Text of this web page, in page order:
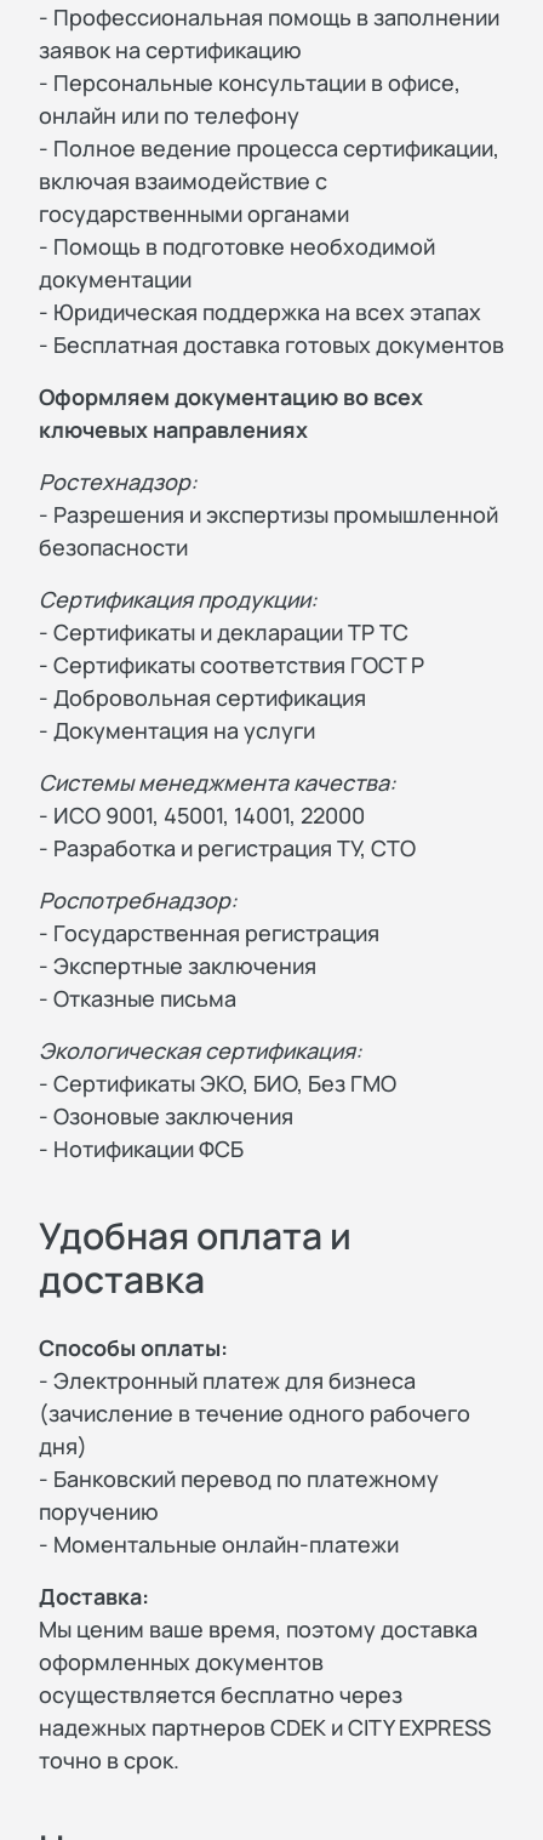
- Профессиональная помощь в заполнении
заявок на сертификацию
- Персональные консультации в офисе,
онлайн или по телефону
- Полное ведение процесса сертификации,
включая взаимодействие с
государственными органами
- Помощь в подготовке необходимой
документации
- Юридическая поддержка на всех этапах
- Бесплатная доставка готовых документов
Оформляем документацию во всех
ключевых направлениях
Ростехнадзор:
- Разрешения и экспертизы промышленной
безопасности
Сертификация продукции:
- Сертификаты и декларации ТР ТС
- Сертификаты соответствия ГОСТ Р
- Добровольная сертификация
- Документация на услуги
Системы менеджмента качества:
- ИСО 9001, 45001, 14001, 22000
- Разработка и регистрация ТУ, СТО
Роспотребнадзор:
- Государственная регистрация
- Экспертные заключения
- Отказные письма
Экологическая сертификация:
- Сертификаты ЭКО, БИО, Без ГМО
- Озоновые заключения
- Нотификации ФСБ
Удобная оплата и
доставка
Способы оплаты:
- Электронный платеж для бизнеса
(зачисление в течение одного рабочего
дня)
- Банковский перевод по платежному
поручению
- Моментальные онлайн-платежи
Доставка:
Мы ценим ваше время, поэтому доставка
оформленных документов
осуществляется бесплатно через
надежных партнеров CDEK и CITY EXPRESS
точно в срок.